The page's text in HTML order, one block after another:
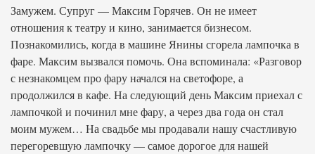
Замужем. Супруг — Максим Горячев. Он не имеет
отношения к театру и кино, занимается бизнесом.
Познакомились, когда в машине Янины сгорела лампочка в
фаре. Максим вызвался помочь. Она вспоминала: «Разговор
с незнакомцем про фару начался на светофоре, а
продолжился в кафе. На следующий день Максим приехал с
лампочкой и починил мне фару, а через два года он стал
моим мужем… На свадьбе мы продавали нашу счастливую
перегоревшую лампочку — самое дорогое для нашей